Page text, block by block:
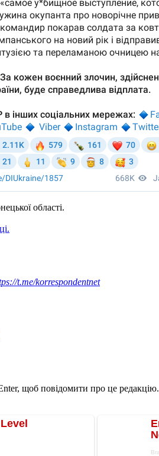
області.
t.me/korrespondentnet
щоб повідомити про це редакцію.